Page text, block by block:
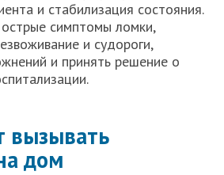
и стабилизация состояния.
симптомы ломки,
и судороги,
и принять решение о
вызывать
дом